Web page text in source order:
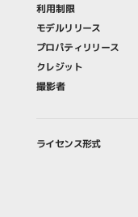
利用制限
モデルリリース
プロパティリリース
クレジット
撮影者
ライセンス形式